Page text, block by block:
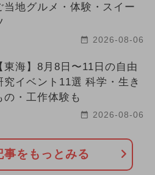
当地グルメ・体験・スイー
2026-08-06
東海】8月8日〜11日の自由
究イベント11選 科学・生き
の・工作体験も
2026-08-06
事をもっとみる